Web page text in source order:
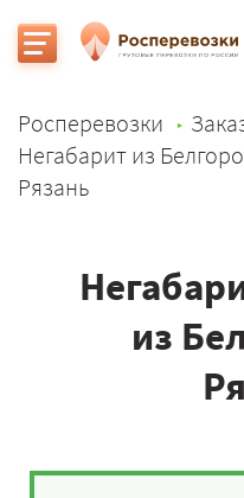
Росперевозки
Негабарит из
Рязань
из